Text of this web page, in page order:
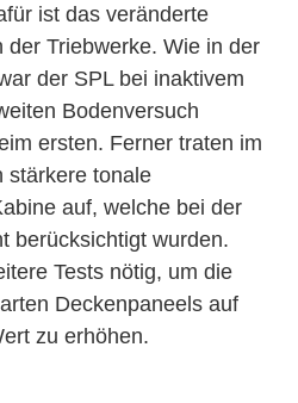
ist das veränderte
der Triebwerke. Wie in der
der SPL bei inaktivem
Bodenversuch
ersten. Ferner traten im
stärkere tonale
auf, welche bei der
berücksichtigt wurden.
Tests nötig, um die
Deckenpaneels auf
zu erhöhen.